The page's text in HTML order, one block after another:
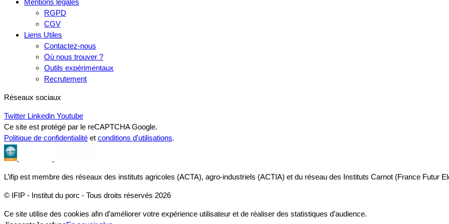
RGPD
CGV
Liens Utiles
Contactez-nous
Où nous trouver ?
Outils expérimentaux
Recrutement
Réseaux sociaux
Twitter Linkedin Youtube
Ce site est protégé par le reCAPTCHA Google.
Politique de confidentialité et conditions d'utilisations.
L’ifip est membre des réseaux des instituts agricoles (ACTA), agro-industriels (ACTIA) et du réseau des Instituts Carnot (France Futur
© IFIP - Institut du porc - Tous droits réservés 2026
Ce site utilise des cookies afin d’améliorer votre expérience utilisateur et de réaliser des statistiques d’audience.